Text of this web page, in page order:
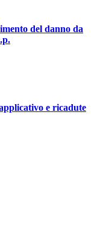
del danno da
e ricadute